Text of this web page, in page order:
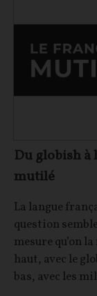
Du globish
mutilé
La langue
question
mesure qu’on
haut, avec le
bas, avec les